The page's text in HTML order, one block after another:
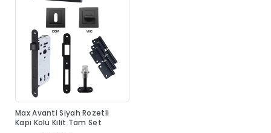
Max Avanti Siyah Rozetli
Kapı Kolu Kilit Tam Set